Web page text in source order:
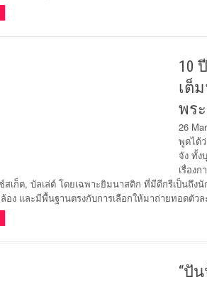
10
เต็
พร
26
พูดได้
จัง ทั้ง
เรื่อง
เก็ต, บัลเล่ต์ โดยเฉพาะยิมนาสติก ที่มีดีกรีเป็นถึ
ล้อง และมีพื้นฐานตรงกับการเลือกให้มาถ่ายทอดตั
“ปั